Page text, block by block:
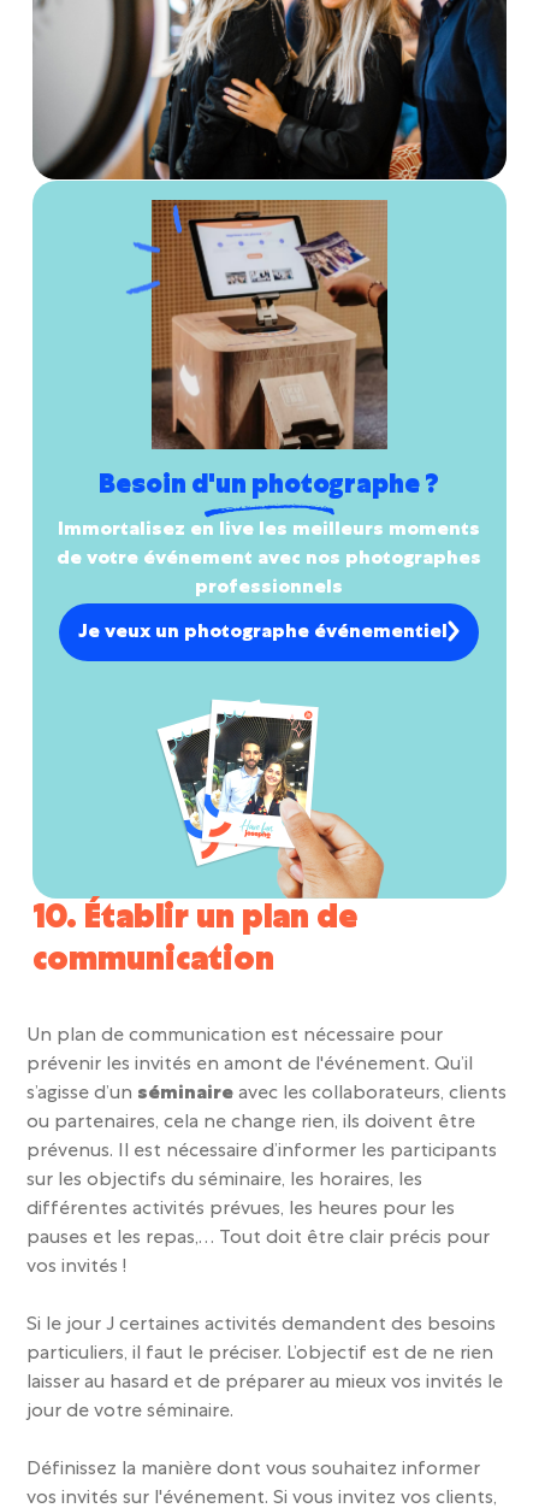
Besoin d'un photographe ?
Immortalisez en live les meilleurs moments
de votre événement avec nos photographes
professionnels
Je veux un photographe événementiel
10. Établir un plan de
communication
Un plan de communication est nécessaire pour
prévenir les invités en amont de l'événement. Qu’il
s’agisse d’un séminaire avec les collaborateurs, clients
ou partenaires, cela ne change rien, ils doivent être
prévenus. Il est nécessaire d’informer les participants
sur les objectifs du séminaire, les horaires, les
différentes activités prévues, les heures pour les
pauses et les repas,… Tout doit être clair précis pour
vos invités !
Si le jour J certaines activités demandent des besoins
particuliers, il faut le préciser. L’objectif est de ne rien
laisser au hasard et de préparer au mieux vos invités le
jour de votre séminaire.
Définissez la manière dont vous souhaitez informer
vos invités sur l'événement.Si vous invitez vos clients,